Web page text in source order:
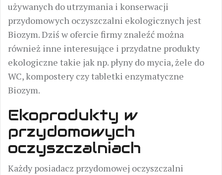
używanych do utrzymania i konserwacji
przydomowych oczyszczalni ekologicznych jest
Biozym. Dziś w ofercie firmy znaleźć można
również inne interesujące i przydatne produkty
ekologiczne takie jak np. płyny do mycia, żele do
WC, kompostery czy tabletki enzymatyczne
Biozym.
Ekoprodukty w
przydomowych
oczyszczalniach
Każdy posiadacz przydomowej oczyszczalni